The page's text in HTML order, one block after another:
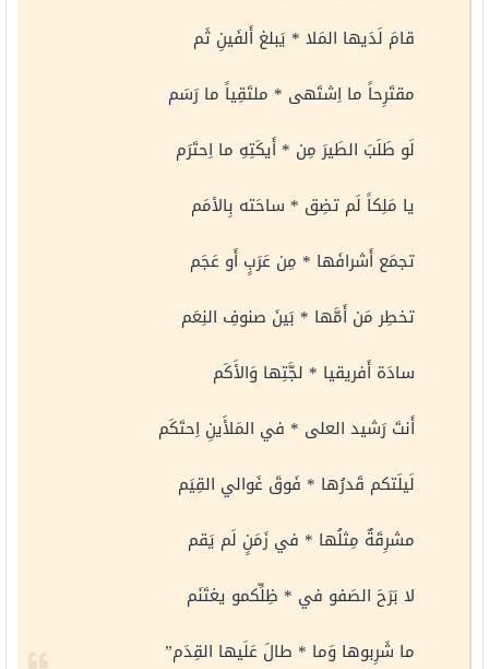
قامَ لَدَيها المَلا * يَبلغ أَلفَينِ ثَم
مقتَرِحاً ما اِشتَهى * ملتَقِياً ما رَسَم
لَو طَلَبَ الطَيرَ مِن * أَيكَتِهِ ما اِحتَرَم
يا مَلِكاً لَم تضِق * ساحَته بِالأمَم
تجمَع أَشرافَها * مِن عَرَبٍ أَو عَجَم
تخطِر مَن أَمَّها * بَينَ صنوفِ النِعَم
سادَة أَفريقيا * لجَّتِها وَالأَكَم
أَنتَ رَشيد العلى * في المَلأَينِ اِحتَكَم
لَيلَتكم قَدرُها * فَوقَ غَوالي القِيَم
مشرِقَةٌ مِثلُها * في زَمَنٍ لَم يَقم
لا بَرَحَ الصَفو في * ظِلِّكمو يغتَنَم
ما شَرِبوها وَما * طالَ عَلَيها القِدَم”